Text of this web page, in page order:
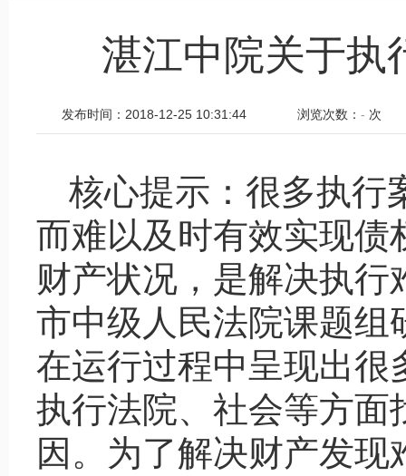
湛江中院关于执
发布时间：2018-12-25 10:31:44 浏览次数： - 次
核心提示：很多执行
而难以及时有效实现债
财产状况，是解决执
市中级人民法院课题组
在运行过程中呈现出很
执行法院、社会等方面
因。为了解决财产发